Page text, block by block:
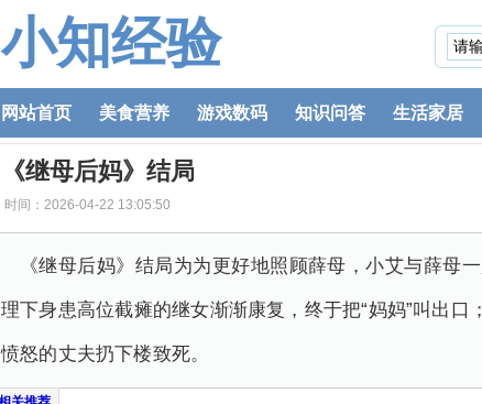
小知经验
网站首页 美食营养 游戏数码 知识问答 生活家居
《继母后妈》结局
时间：2026-04-22 13:05:50
《继母后妈》结局为为更好地照顾薛母，小艾与薛母
理下身患高位截瘫的继女渐渐康复，终于把“妈妈”叫出
愤怒的丈夫扔下楼致死。